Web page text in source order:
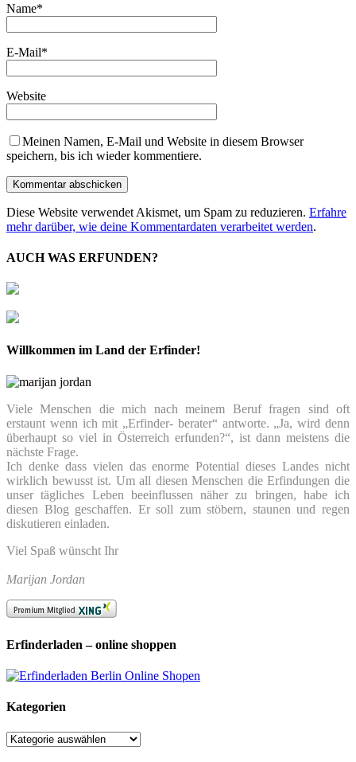
Name*
E-Mail*
Website
Meinen Namen, E-Mail und Website in diesem Browser
speichern, bis ich wieder kommentiere.
Diese Website verwendet Akismet, um Spam zu reduzieren. Erfahre
mehr darüber, wie deine Kommentardaten verarbeitet werden.
AUCH WAS ERFUNDEN?
Willkommen im Land der Erfinder!
Viele Menschen die mich nach meinem Beruf fragen sind oft
erstaunt wenn ich mit „Erfinder- berater“ antworte. „Ja, wird denn
überhaupt so viel in Österreich erfunden?“, ist dann meistens die
nächste Frage.
Ich denke dass vielen das enorme Potential dieses Landes nicht
wirklich bewusst ist. Um all diesen Menschen die Erfindungen die
unser tägliches Leben beeinflussen näher zu bringen, habe ich
diesen Blog geschaffen. Er soll zum stöbern, staunen und regen
diskutieren einladen.
Viel Spaß wünscht Ihr
Marijan Jordan
Erfinderladen – online shoppen
Kategorien
Kategorien